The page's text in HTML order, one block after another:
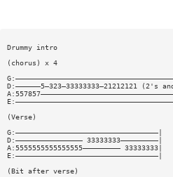
Drummy intro
(chorus) x 4
D:——————5—323—33333333—21212121 (2's
(Verse)
G:——————————————————————————————————|
D:———————————————— 33333333—————————|
A:5555555555555555————————— 33333333|
E:——————————————————————————————————|
(Bit after verse)